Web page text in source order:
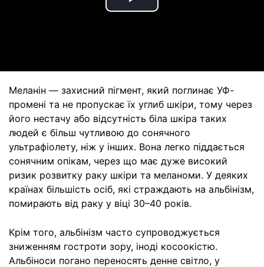
Play
Меланін — захисний пігмент, який поглинає УФ-
промені та не пропускає їх углиб шкіри, тому через
його нестачу або відсутність біла шкіра таких
людей є більш чутливою до сонячного
ультрафіолету, ніж у інших. Вона легко піддається
сонячним опікам, через що має дуже високий
ризик розвитку раку шкіри та меланоми. У деяких
країнах більшість осіб, які страждають на альбінізм,
помирають від раку у віці 30–40 років.
Крім того, альбінізм часто супроводжується
зниженням гостроти зору, іноді косоокістю.
Альбіноси погано переносять денне світло, у